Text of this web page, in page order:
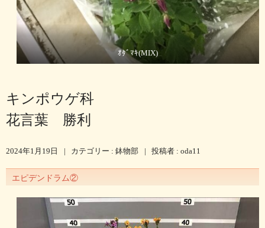
ｵﾀﾞﾏｷ(MIX)
キンポウゲ科
花言葉 勝利
2024年1月19日 | カテゴリー : 鉢物部 | 投稿者 : oda11
エピデンドラム②